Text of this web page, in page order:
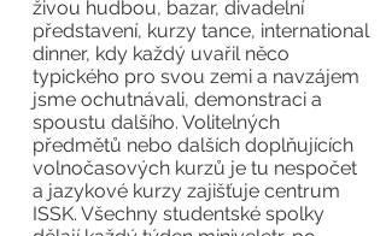
živou hudbou, bazar, divadelní
představení, kurzy tance, international
dinner, kdy každý uvařil něco
typického pro svou zemi a navzájem
jsme ochutnávali, demonstraci a
spoustu dalšího. Volitelných
předmětů nebo dalších doplňujících
volnočasových kurzů je tu nespočet
a jazykové kurzy zajišťuje centrum
ISSK. Všechny studentské spolky